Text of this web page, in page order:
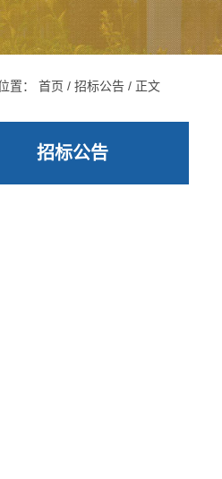
置： 首页 / 招标公告 / 正文
招标公告